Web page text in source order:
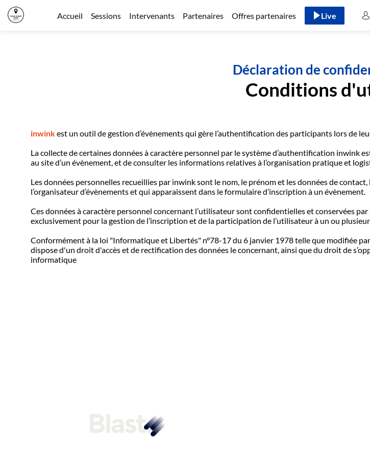
Accueil Sessions Intervenants Partenaires Offres partenaires Live
Déclaration de
Conditions
inwinkest un outil de gestion d’évènements qui gère l’authentification des participants lors de
La collecte de certaines données à caractère personnel par le système d’authentification inwink
au site d’un évènement, et de consulter les informations relatives à l’organisation pratique et
Les données personnelles recueillies par inwink sont le nom, le prénom et les données de
l’organisateur d’évènements et qui apparaissent dans le formulaire d’inscription à un évènement.
Ces données à caractère personnel concernant l’utilisateur sont confidentielles et conservées
exclusivement pour la gestion de l’inscription et de la participation de l’utilisateur à un ou
Conformément à la loi "Informatique et Libertés" n°78-17 du 6 janvier 1978 telle que modifiée
dispose d'un droit d'accès et de rectification des données le concernant, ainsi que du droit de
informatique